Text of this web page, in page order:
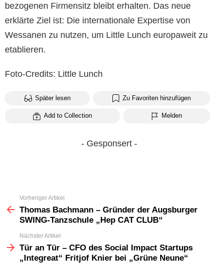
bezogenen Firmensitz bleibt erhalten. Das neue
erklärte Ziel ist: Die internationale Expertise von
Wessanen zu nutzen, um Little Lunch europaweit zu
etablieren.
Foto-Credits: Little Lunch
Später lesen Zu Favoriten hinzufügen
Add to Collection Melden
- Gesponsert -
more
Vorheriger Artikel
Thomas Bachmann – Gründer der Augsburger
SWING-Tanzschule „Hep CAT CLUB“
Nächster Artikel
Tür an Tür – CFO des Social Impact Startups
„Integreat“ Fritjof Knier bei „Grüne Neune“